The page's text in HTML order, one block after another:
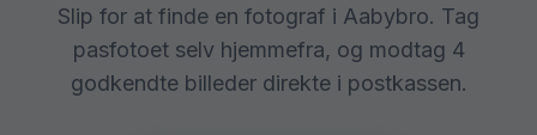
Slip for at finde en fotograf i Aabybro. Tag
pasfotoet selv hjemmefra, og modtag 4
godkendte billeder direkte i postkassen.